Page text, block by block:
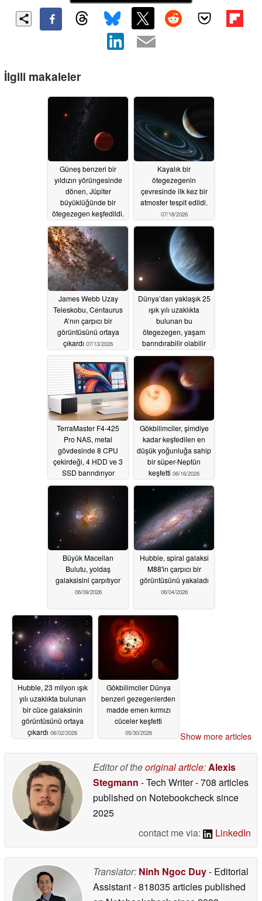
İlgili makaleler
Güneş benzeri bir
yıldızın yörüngesinde
dönen, Jüpiter
büyüklüğünde bir
ötegezegen keşfedildi.
07/20/2026
Kayalık bir
ötegezegenin
çevresinde ilk kez bir
atmosfer tespit edildi.
07/18/2026
James Webb Uzay
Teleskobu, Centaurus
A’nın çarpıcı bir
görüntüsünü ortaya
çıkardı 07/13/2026
Dünya’dan yaklaşık 25
ışık yılı uzaklıkta
bulunan bu
ötegezegen, yaşam
barındırabilir olabilir
07/09/2026
TerraMaster F4-425
Pro NAS, metal
gövdesinde 8 CPU
çekirdeği, 4 HDD ve 3
SSD barındırıyor
06/23/2026
Gökbilimciler, şimdiye
kadar keşfedilen en
düşük yoğunluğa sahip
bir süper-Neptün
keşfetti 06/16/2026
Büyük Macellan
Bulutu, yoldaş
galaksisini çarpıtıyor
06/09/2026
Hubble, spiral galaksi
M88'in çarpıcı bir
görüntüsünü yakaladı
06/04/2026
Hubble, 23 milyon ışık
yılı uzaklıkta bulunan
bir cüce galaksinin
görüntüsünü ortaya
çıkardı 06/02/2026
Gökbilimciler Dünya
benzeri gezegenlerden
madde emen kırmızı
cüceler keşfetti
05/30/2026 Show more articles
Editor of theoriginal article:Alexis
Stegmann - Tech Writer- 708 articles
published on Notebookchecksince
2025
contact me via:
LinkedIn
Translator: Ninh Ngoc Duy- Editorial
Assistant- 818035 articles published